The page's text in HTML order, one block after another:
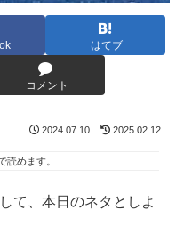
はてブ
コメント
2024.07.10 2025.02.12
読めます。
て、本日のネタとしよ